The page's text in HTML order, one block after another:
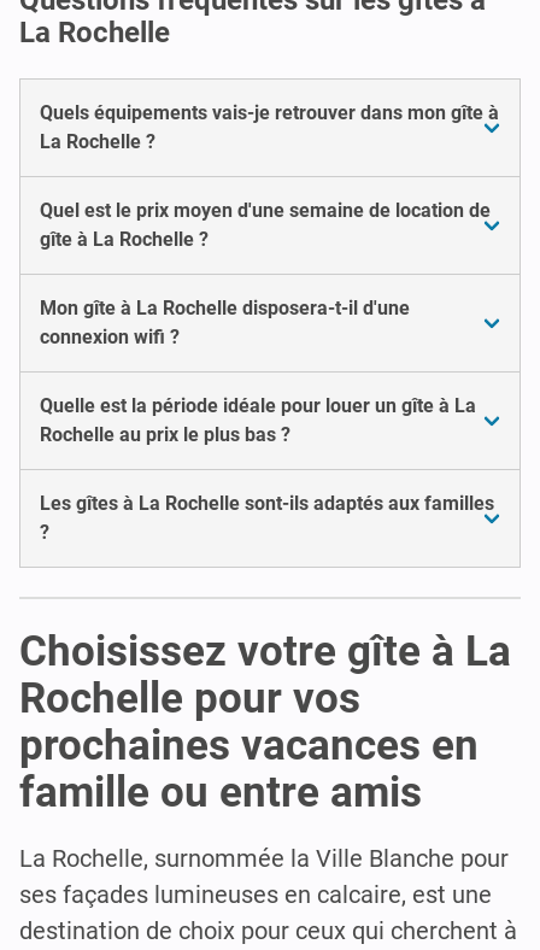
La Rochelle
Quels équipements vais-je retrouver dans mon gîte à
La Rochelle ?
Quel est le prix moyen d'une semaine de location de
gîte à La Rochelle ?
Mon gîte à La Rochelle disposera-t-il d'une
connexion wifi ?
Quelle est la période idéale pour louer un gîte à La
Rochelle au prix le plus bas ?
Les gîtes à La Rochelle sont-ils adaptés aux familles
?
Choisissez votre gîte à La
Rochelle pour vos
prochaines vacances en
famille ou entre amis
La Rochelle, surnommée la Ville Blanche pour
ses façades lumineuses en calcaire, est une
destination de choix pour ceux qui cherchent à